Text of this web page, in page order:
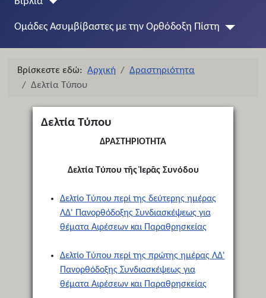
Ομάδες Ασυμβίβαστες με την Ορθόδοξη Πίστη
Βρίσκεστε εδώ: Αρχική
Δραστηριότητα
Δελτία Τύπου
Δελτία Τύπου
ΔΡΑΣΤΗΡΙΟΤΗΤΑ
Δελτία Τύπου τῆς Ἱερᾶς Συνόδου
Δελτίο Τύπου περί της δεύτερης ημέρας
ΛΔ' Πανορθόδοξης Συνδιασκέψεως για
θέματα Αιρέσεων και Παραθρησκείας
Δελτίο Τύπου περί της πρώτης ημέρας ΛΔ'
Πανορθόδοξης Συνδιασκέψεως για
θέματα Αιρέσεων και Παραθρησκείας